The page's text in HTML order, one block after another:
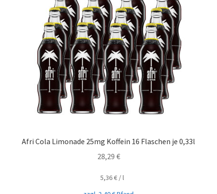
Afri Cola Limonade 25mg Koffein 16 Flaschen je 0,33l
28,29 €
5,36€/l